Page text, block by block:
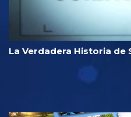
La Verdadera Historia de